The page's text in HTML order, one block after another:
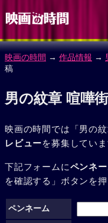
映画の時間 → 作品情報 →
稿
男の紋章 喧嘩
映画の時間では「男の
レビューを募集していま
下記フォームにペンネ
を確認する」ボタンを押
ペンネーム